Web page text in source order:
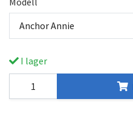
Anchor Annie
I lager